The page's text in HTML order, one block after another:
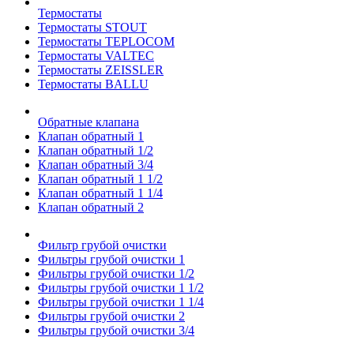
Термостаты
Термостаты STOUT
Термостаты TEPLOCOM
Термостаты VALTEC
Термостаты ZEISSLER
Термостаты BALLU
Обратные клапана
Клапан обратный 1
Клапан обратный 1/2
Клапан обратный 3/4
Клапан обратный 1 1/2
Клапан обратный 1 1/4
Клапан обратный 2
Фильтр грубой очистки
Фильтры грубой очистки 1
Фильтры грубой очистки 1/2
Фильтры грубой очистки 1 1/2
Фильтры грубой очистки 1 1/4
Фильтры грубой очистки 2
Фильтры грубой очистки 3/4